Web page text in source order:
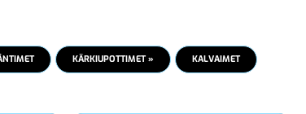
KÄRKIUPOTTIMET » KALVAIMET